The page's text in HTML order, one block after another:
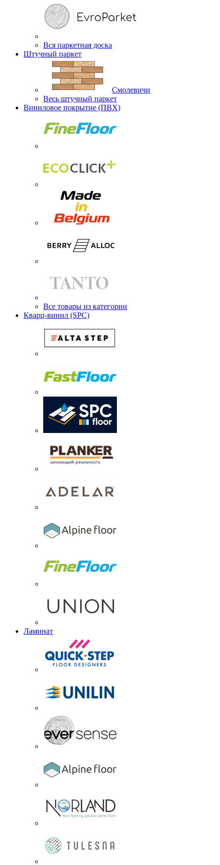
Вся паркетная доска
Штучный паркет
Смолевичи
Весь штучный паркет
Виниловое покрытие (ПВХ)
Все товары из категории
Кварц-винил (SPC)
Ламинат